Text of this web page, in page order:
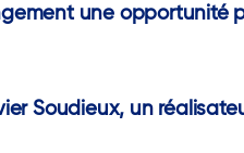
une opportunité
Soudieux, un